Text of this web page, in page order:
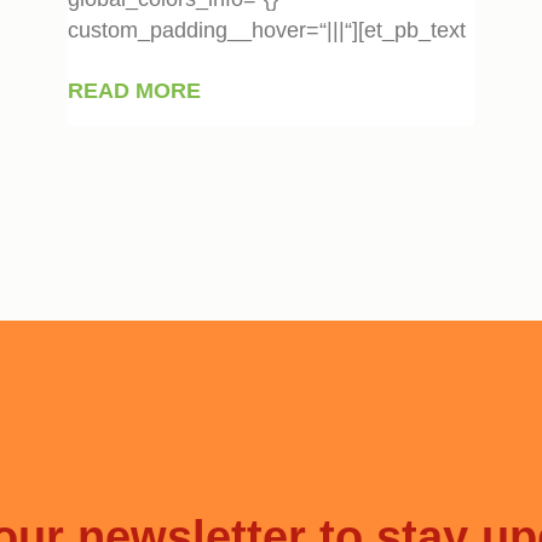
custom_padding__hover=“|||“][et_pb_text
READ MORE